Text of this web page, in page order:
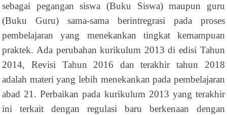
sebagai pegangan siswa (Buku Siswa) maupun guru
(Buku Guru) sama-sama berintregrasi pada proses
pembelajaran yang menekankan tingkat kemampuan
praktek. Ada perubahan kurikulum 2013 di edisi Tahun
2014, Revisi Tahun 2016 dan terakhir tahun 2018
adalah materi yang lebih menekankan pada pembelajaran
abad 21. Perbaikan pada kurikulum 2013 yang terakhir
ini terkait dengan regulasi baru berkenaan dengan